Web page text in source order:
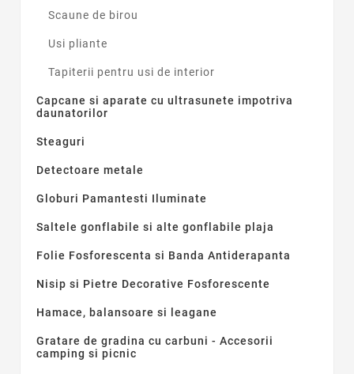
Scaune de birou
Usi pliante
Tapiterii pentru usi de interior
Capcane si aparate cu ultrasunete impotriva
daunatorilor
Steaguri
Detectoare metale
Globuri Pamantesti Iluminate
Saltele gonflabile si alte gonflabile plaja
Folie Fosforescenta si Banda Antiderapanta
Nisip si Pietre Decorative Fosforescente
Hamace, balansoare si leagane
Gratare de gradina cu carbuni - Accesorii
camping si picnic